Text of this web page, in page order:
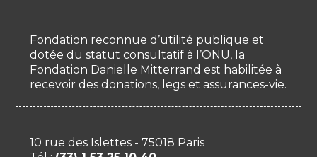
Fondation reconnue d’utilité publique et
dotée du statut consultatif à l’ONU, la
Fondation Danielle Mitterrand est habilitée à
recevoir des donations, legs et assurances-vie.
10 rue des Islettes - 75018 Paris